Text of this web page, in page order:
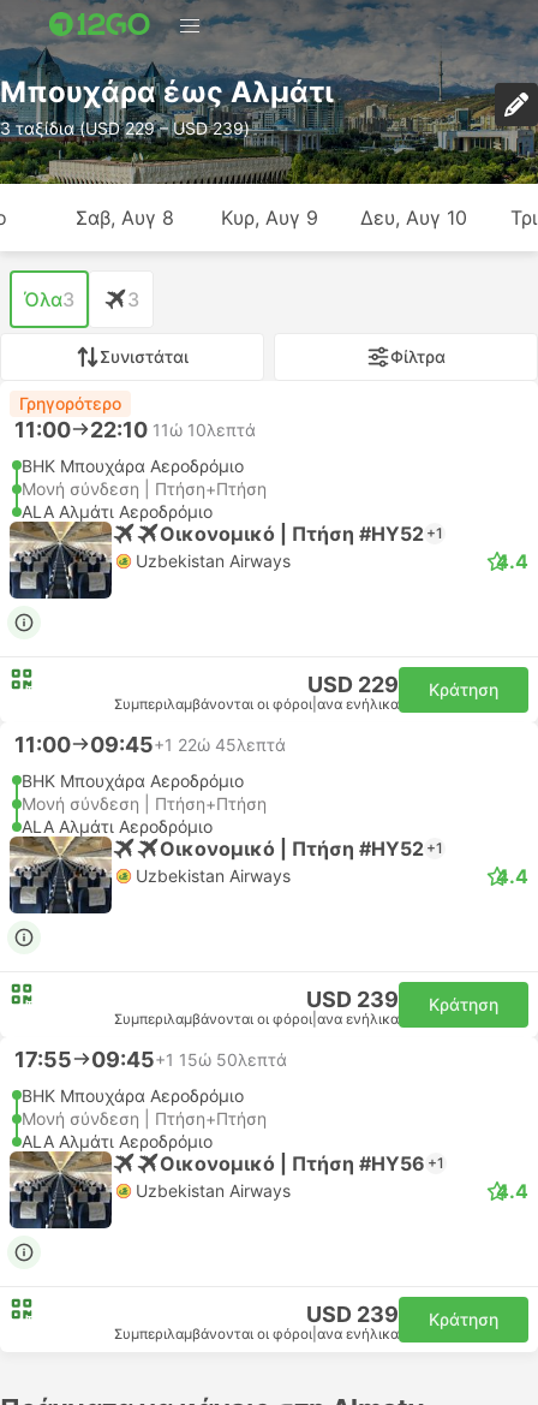
Μπουχάρα έως Αλμάτι
3 ταξίδια (USD 229 – USD 239)
Σαβ, Αυγ 8 Κυρ, Αυγ 9 Δευ, Αυγ 10
Όλα3 3
Συνιστάται Φίλτρα
Γρηγορότερο
11:00 22:10 11ώ 10λεπτά
BHK Μπουχάρα Αεροδρόμιο
Μονή σύνδεση | Πτήση+Πτήση
ALA Αλμάτι Αεροδρόμιο
Οικονομικό | Πτήση #HY52 +1
Uzbekistan Airways 4.4
USD 229
Συμπεριλαμβάνονται οι φόροι ανα ενήλικα
Κράτηση
11:00 09:45+1 22ώ 45λεπτά
BHK Μπουχάρα Αεροδρόμιο
Μονή σύνδεση | Πτήση+Πτήση
ALA Αλμάτι Αεροδρόμιο
Οικονομικό | Πτήση #HY52 +1
Uzbekistan Airways 4.4
USD 239
Συμπεριλαμβάνονται οι φόροι ανα ενήλικα
Κράτηση
17:55 09:45+1 15ώ 50λεπτά
BHK Μπουχάρα Αεροδρόμιο
Μονή σύνδεση | Πτήση+Πτήση
ALA Αλμάτι Αεροδρόμιο
Οικονομικό | Πτήση #HY56 +1
Uzbekistan Airways 4.4
USD 239
Συμπεριλαμβάνονται οι φόροι ανα ενήλικα
Κράτηση